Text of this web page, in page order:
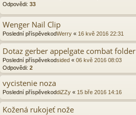
Odpovědi: 33
Wenger Nail Clip
Poslední příspěvekodWerry « 16 kvě 2016 22:31
Dotaz gerber appelgate combat folder
Poslední příspěvekodsided « 06 kvě 2016 08:03
Odpovědi: 2
vycistenie noza
Poslední příspěvekoddiZZy « 15 bře 2016 14:16
Kožená rukojeť nože